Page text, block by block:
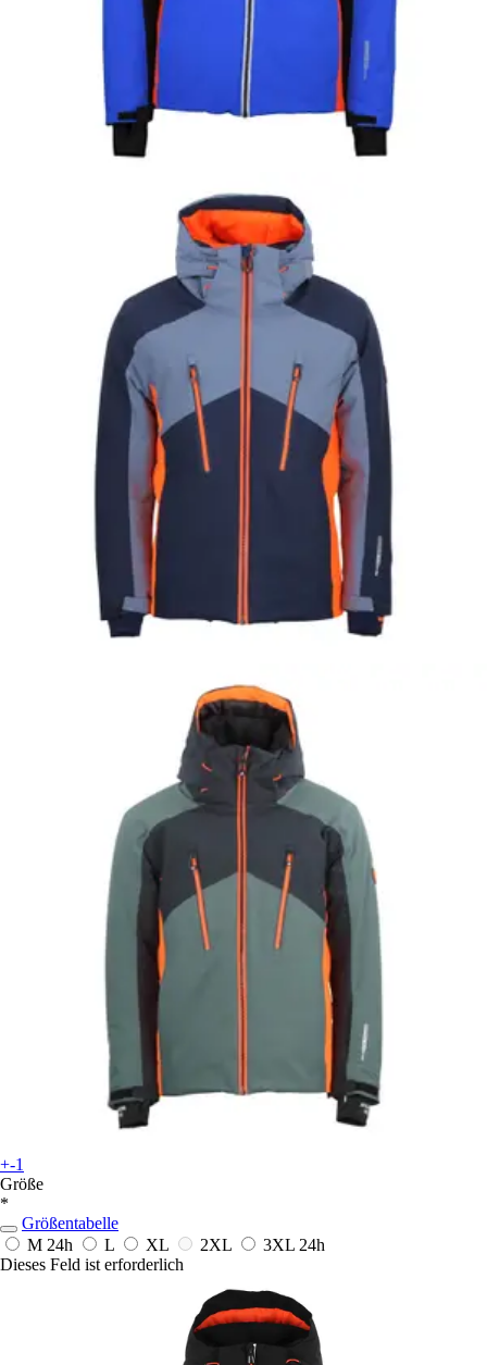
+-1
Größe
*
Größentabelle
M 24h L XL 2XL 3XL 24h
Dieses Feld ist erforderlich